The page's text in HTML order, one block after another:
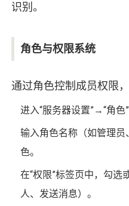
识别。
角色与权限系统
通过角色控制成员权限
进入“服务器设置”→“角色
输入角色名称（如管理
色。
在“权限”标签页中，勾选
人、发送消息）。